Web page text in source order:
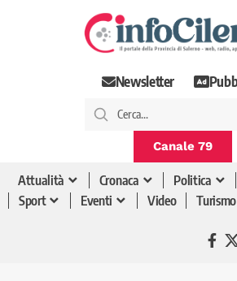
Newsletter
Canale 79
Attualità Cronaca Politica
Sport
Eventi Video Turismo